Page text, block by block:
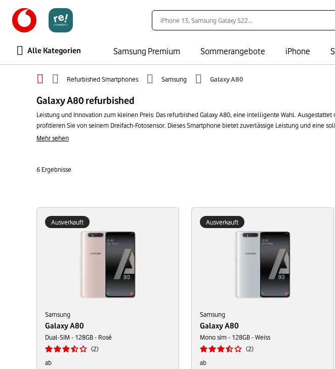
Alle Kategorien Samsung Premium Sommerangebote iPhone
Refurbished Smartphones Samsung Galaxy A80
Galaxy A80 refurbished
Leistung und Innovation zum kleinen Preis: Das refurbished Galaxy A80, eine intelligente Wahl.
profitieren Sie von seinem Dreifach-Fotosensor. Dieses Smartphone bietet zuverlässige Leistung und
refurbished Gerät: Tun Sie etwas Gutes für den Planeten und Ihr Budget, ohne Kompromisse bei der Qualität
Mehr sehen
6 Ergebnisse
Ausverkauft
Samsung
Galaxy A80
Dual-SIM - 128GB - Rosé
2
ab
Ausverkauft
Samsung
Galaxy A80
Mono sim - 128GB - Weiss
2
ab